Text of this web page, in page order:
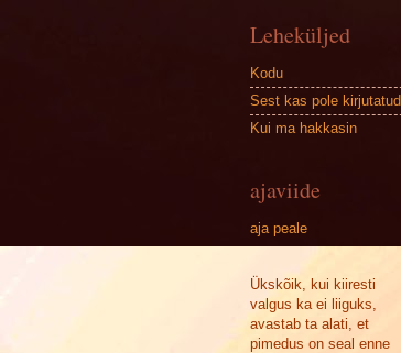
Leheküljed
Kodu
Sest kas pole kirjutatud
Kui ma hakkasin
ajaviide
aja peale
Ükskõik, kui kiiresti
valgus ka ei liiguks,
avastab ta alati, et
pimedus on seal enne